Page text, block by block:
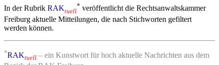
In der Rubrik RAKtuell
* veröffentlicht die Rechtsanwaltskammer
Freiburg aktuelle Mitteilungen, die nach Stichworten gefiltert
werden können.
*RAKtuell – ein Kunstwort für hoch aktuelle Nachrichten aus dem